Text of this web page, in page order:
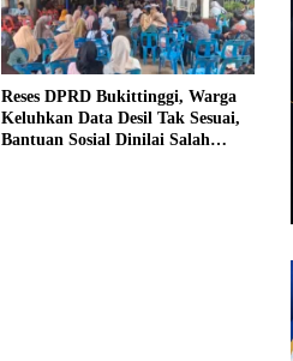
Reses DPRD Bukittinggi, Warga
Keluhkan Data Desil Tak Sesuai,
Bantuan Sosial Dinilai Salah